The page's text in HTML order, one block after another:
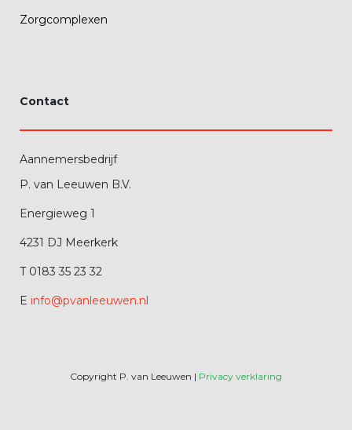
Zorgcomplexen
Contact
Aannemersbedrijf
P. van Leeuwen B.V.
Energieweg 1
4231 DJ Meerkerk
T 0183 35 23 32
E info@pvanleeuwen.nl
Copyright P. van Leeuwen | Privacy verklaring